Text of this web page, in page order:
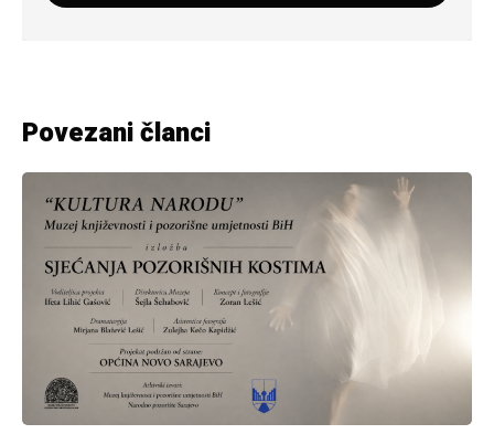
Povezani članci